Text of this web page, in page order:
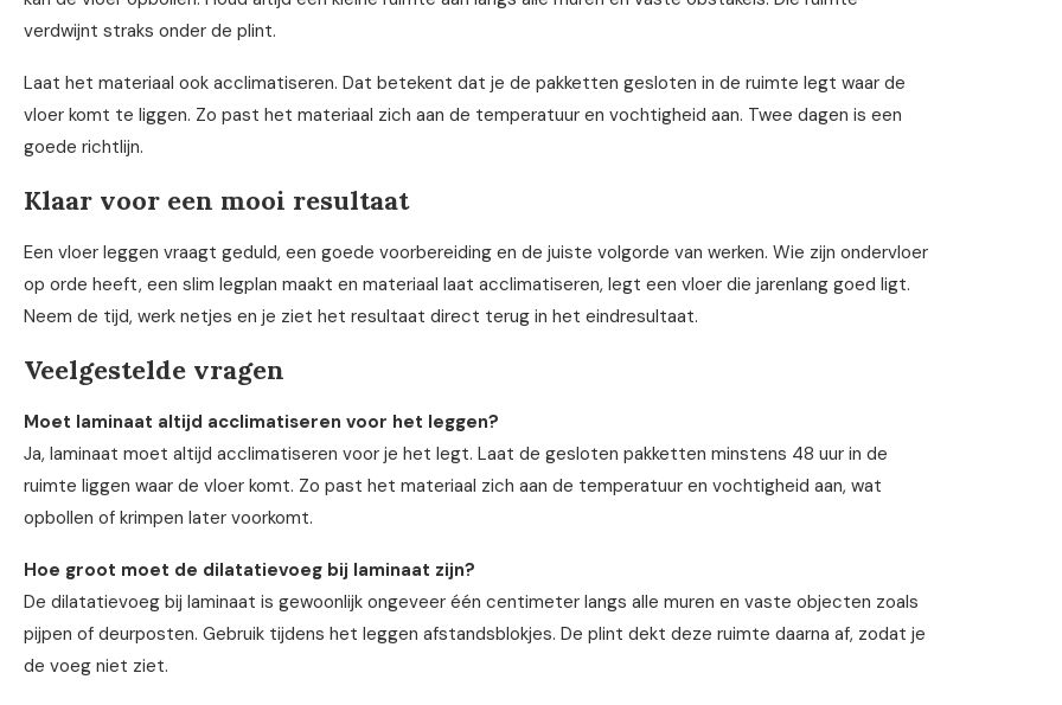
verdwijnt straks onder de plint.
Laat het materiaal ook acclimatiseren. Dat betekent dat je de pakketten gesloten in de ruimte legt waar de
vloer komt te liggen. Zo past het materiaal zich aan de temperatuur en vochtigheid aan. Twee dagen is een
goede richtlijn.
Klaar voor een mooi resultaat
Een vloer leggen vraagt geduld, een goede voorbereiding en de juiste volgorde van werken. Wie zijn ondervloer
op orde heeft, een slim legplan maakt en materiaal laat acclimatiseren, legt een vloer die jarenlang goed ligt.
Neem de tijd, werk netjes en je ziet het resultaat direct terug in het eindresultaat.
Veelgestelde vragen
Moet laminaat altijd acclimatiseren voor het leggen?
Ja, laminaat moet altijd acclimatiseren voor je het legt. Laat de gesloten pakketten minstens 48 uur in de
ruimte liggen waar de vloer komt. Zo past het materiaal zich aan de temperatuur en vochtigheid aan, wat
opbollen of krimpen later voorkomt.
Hoe groot moet de dilatatievoeg bij laminaat zijn?
De dilatatievoeg bij laminaat is gewoonlijk ongeveer één centimeter langs alle muren en vaste objecten zoals
pijpen of deurposten. Gebruik tijdens het leggen afstandsblokjes. De plint dekt deze ruimte daarna af, zodat je
de voeg niet ziet.